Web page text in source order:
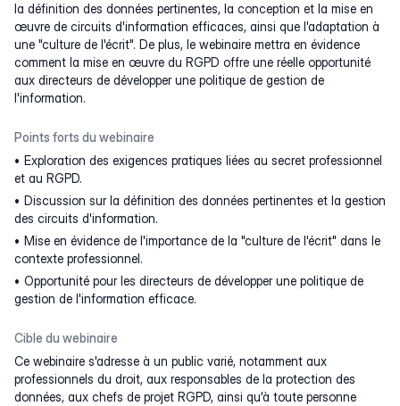
la définition des données pertinentes, la conception et la mise en
œuvre de circuits d'information efficaces, ainsi que l'adaptation à
une "culture de l'écrit". De plus, le webinaire mettra en évidence
comment la mise en œuvre du RGPD offre une réelle opportunité
aux directeurs de développer une politique de gestion de
l'information.
Points forts du webinaire
Exploration des exigences pratiques liées au secret professionnel
et au RGPD.
Discussion sur la définition des données pertinentes et la gestion
des circuits d'information.
Mise en évidence de l'importance de la "culture de l'écrit" dans le
contexte professionnel.
Opportunité pour les directeurs de développer une politique de
gestion de l'information efficace.
Cible du webinaire
Ce webinaire s'adresse à un public varié, notamment aux
professionnels du droit, aux responsables de la protection des
données, aux chefs de projet RGPD, ainsi qu'à toute personne